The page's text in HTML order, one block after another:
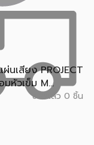
ผ่นเสียง PROJECT
หัวเข็ม M...
ขายแล้ว 0 ชิ้น